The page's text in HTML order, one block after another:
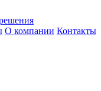
О компании Контакты